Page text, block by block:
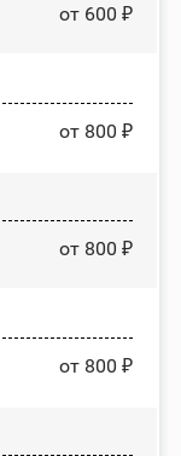
от 600 ₽
от 800 ₽
от 800 ₽
от 800 ₽